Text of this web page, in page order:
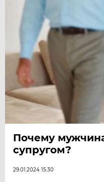
Почему
супругом?
29.01.2024 15:30